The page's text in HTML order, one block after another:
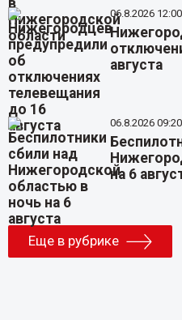
06.8.2026 12:00
августа
06.8.2026 09:20
на 6
Еще в рубрике